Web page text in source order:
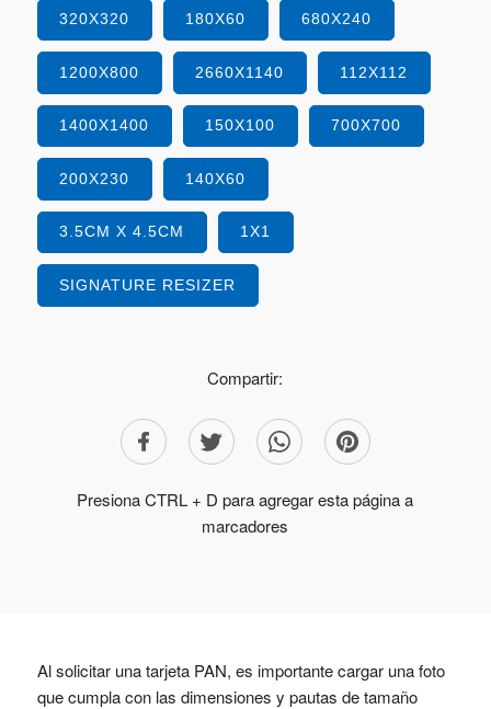
320X320 180X60 680X240
1200X800 2660X1140 112X112
1400X1400 150X100 700X700
200X230 140X60
3.5CM X 4.5CM 1X1
SIGNATURE RESIZER
Compartir:
Presiona CTRL + D para agregar esta página a
marcadores
Al solicitar una tarjeta PAN, es importante cargar una foto
que cumpla con las dimensiones y pautas de tamaño